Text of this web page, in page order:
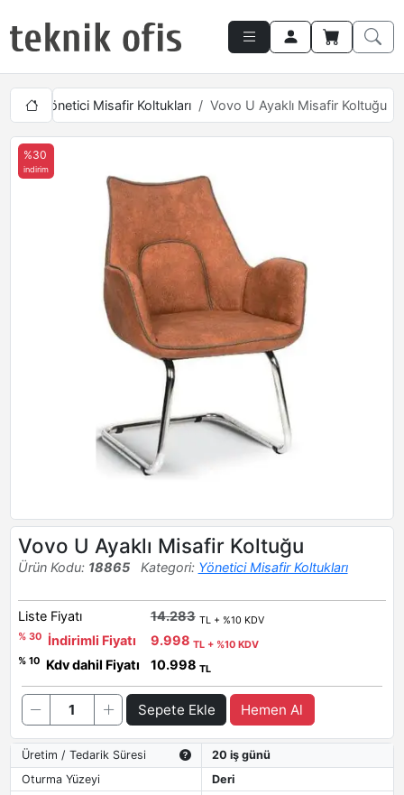
Yönetici Misafir Koltukları Vovo U Ayaklı Misafir Koltuğu
%30
indirim
Vovo U Ayaklı Misafir Koltuğu
Ürün Kodu: 18865 Kategori: Yönetici Misafir Koltukları
Liste Fiyatı 14.283 TL + %10 KDV
% 30
İndirimli Fiyatı 9.998 TL + %10 KDV
% 10
Kdv dahil Fiyatı 10.998 TL
Sepete Ekle Hemen Al
Üretim / Tedarik Süresi
20 iş günü
Oturma Yüzeyi
Deri